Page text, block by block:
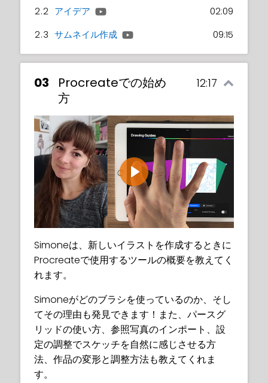
2.2 アイデア
02:09
2.3 サムネイル作成 09:15
03
Procreateでの始め
方
12:17
Play
Simoneは、新しいイラストを作成するときに
Procreateで使用するツールの概要を教えてく
れます。
Simoneがどのブラシを使っているのか、そし
てその理由も発見できます！また、パースグ
リッドの使い方、参照写真のインポート、設
定の調整でスケッチを自然に感じさせる方
法、作品の変形と調整方法も教えてくれま
す。